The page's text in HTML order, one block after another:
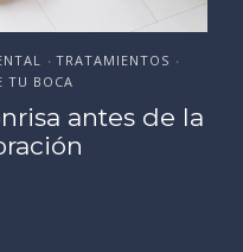
• TRATAMIENTOS •
TU BOCA
antes de la